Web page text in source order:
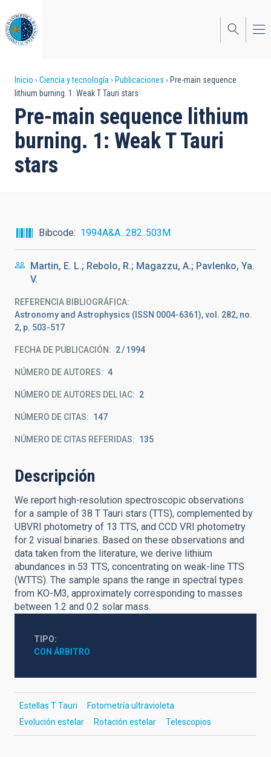
al
contenido
principal
Sobrescribir
enlaces
de
ayuda
a
Inicio Ciencia y tecnología Publicaciones
Pre-main sequence
lithium burning. 1: Weak T Tauri stars
Pre-main sequence lithium
burning. 1: Weak T Tauri
stars
Bibcode 1994A&A...282..503M
Martin, E. L.; Rebolo, R.; Magazzu, A.; Pavlenko, Ya.
V.
REFERENCIA BIBLIOGRÁFICA
Astronomy and Astrophysics (ISSN 0004-6361), vol. 282, no.
2, p. 503-517
FECHA DE PUBLICACIÓN: 2 1994
NÚMERO DE AUTORES 4
NÚMERO DE AUTORES DEL IAC 2
NÚMERO DE CITAS 147
NÚMERO DE CITAS REFERIDAS 135
Descripción
We report high-resolution spectroscopic observations
for a sample of 38 T Tauri stars (TTS), complemented by
UBVRI photometry of 13 TTS, and CCD VRI photometry
for 2 visual binaries. Based on these observations and
data taken from the literature, we derive lithium
abundances in 53 TTS, concentrating on weak-line TTS
(WTTS). The sample spans the range in spectral types
from KO-M3, approximately corresponding to masses
between 1.2 and 0.2 solar mass.
TIPO
CON ÁRBITRO
Estellas T Tauri
Fotometría ultravioleta
Evolución estelar
Rotación estelar Telescopios